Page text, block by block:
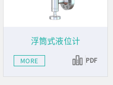
浮筒式液位计
MORE PDF